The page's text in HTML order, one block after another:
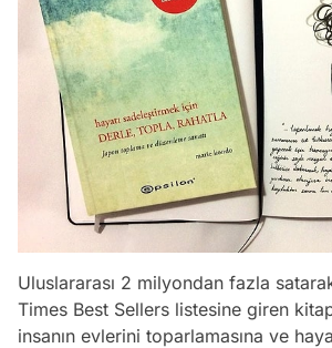
Uluslararası 2 milyondan fazla
Times Best Sellers listesine giren
insanın evlerini toparlamasına ve